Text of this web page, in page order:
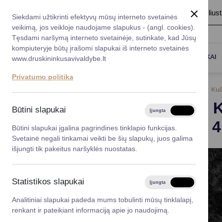
Siekdami užtikrinti efektyvų mūsų interneto svetainės
veikimą, jos veikloje naudojame slapukus - (angl. cookies).
Tęsdami naršymą interneto svetainėje, sutinkate, kad Jūsų
kompiuteryje būtų įrašomi slapukai iš interneto svetainės
www.druskininkusavivaldybe.lt
Privatumo politika
Būtini slapukai Įjungta
Būtini slapukai įgalina pagrindines tinklapio funkcijas.
Svetainė negali tinkamai veikti be šių slapukų, juos galima
išjungti tik pakeitus naršyklės nuostatas.
Statistikos slapukai Įjungta
Analitiniai slapukai padeda mums tobulinti mūsų tinklalapį,
renkant ir pateikiant informaciją apie jo naudojimą.
Šriftas: A A A Fonas: Taryba Meras
Registruokitės
Vicemerai
Mero patarėja
Administracija
Savivaldybės
Planavimo
Korupcijos
Viešieji pirkimai
Lygios
Savivaldybės
Finansų
Organizacinė
Karjera DUK
DRUSKININKAI
Titulinis Naujienos Lietuvos Kultūros indekse
Lietuvos
aukštoje